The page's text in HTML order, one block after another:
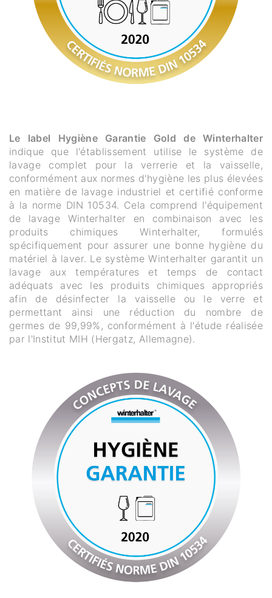
Le label Hygiène Garantie Gold de Winterhalter
indique que l'établissement utilise le système de
lavage complet pour la verrerie et la vaisselle,
conformément aux normes d'hygiène les plus élevées
en matière de lavage industriel et certifié conforme
à la norme DIN 10534. Cela comprend l'équipement
de lavage Winterhalter en combinaison avec les
produits chimiques Winterhalter, formulés
spécifiquement pour assurer une bonne hygiène du
matériel à laver. Le système Winterhalter garantit un
lavage aux températures et temps de contact
adéquats avec les produits chimiques appropriés
afin de désinfecter la vaisselle ou le verre et
permettant ainsi une réduction du nombre de
germes de 99,99%, conformément à l'étude réalisée
par l'Institut MIH (Hergatz, Allemagne).